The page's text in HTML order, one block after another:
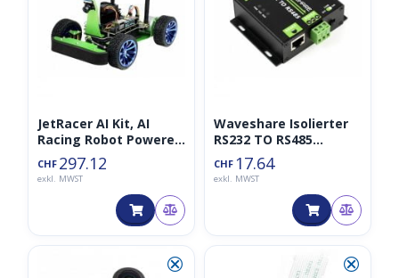
JetRacer AI Kit, AI
Racing Robot Powered
by Nvidia Jetson Nano
CHF 297.12
exkl. MWST
Waveshare Isolierter
RS232 TO RS485
Konverter
Industriequalität
CHF 17.64
exkl. MWST
⮿ ⮿